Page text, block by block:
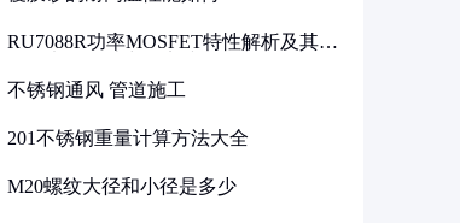
RU7088R功率MOSFET特性解析及其在
不锈钢通风 管道施工
201不锈钢重量计算方法大全
M20螺纹大径和小径是多少